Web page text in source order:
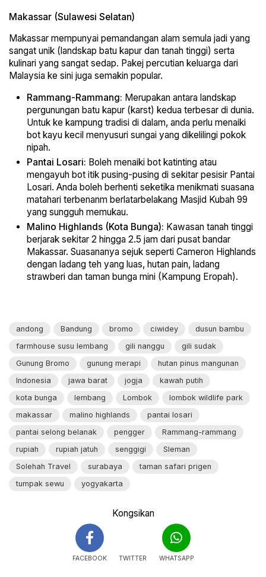
Makassar (Sulawesi Selatan)
Makassar mempunyai pemandangan alam semula jadi yang
sangat unik (landskap batu kapur dan tanah tinggi) serta
kulinari yang sangat sedap. Pakej percutian keluarga dari
Malaysia ke sini juga semakin popular.
Rammang-Rammang: Merupakan antara landskap
pergunungan batu kapur (karst) kedua terbesar di dunia.
Untuk ke kampung tradisi di dalam, anda perlu menaiki
bot kayu kecil menyusuri sungai yang dikelilingi pokok
nipah.
Pantai Losari: Boleh menaiki bot katinting atau
mengayuh bot itik pusing-pusing di sekitar pesisir Pantai
Losari. Anda boleh berhenti seketika menikmati suasana
matahari terbenanm berlatarbelakang Masjid Kubah 99
yang sungguh memukau.
Malino Highlands (Kota Bunga): Kawasan tanah tinggi
berjarak sekitar 2 hingga 2.5 jam dari pusat bandar
Makassar. Suasananya sejuk seperti Cameron Highlands
dengan ladang teh yang luas, hutan pain, ladang
strawberi dan taman bunga mini (Kampung Eropah).
andong Bandung bromo ciwidey
dusun bambu
farmhouse susu lembang
gili nanggu
gili sudak
Gunung Bromo
gunung merapi
hutan pinus mangunan
Indonesia
jawa barat jogja
kawah putih
kota bunga
lembang Lombok
lombok wildlife park
makassar
malino highlands
pantai losari
pantai selong belanak
pengger
Rammang-rammang
rupiah
rupiah jatuh senggigi
Sleman
Solehah Travel
surabaya
taman safari prigen
tumpak sewu
yogyakarta
Kongsikan
FACEBOOK TWITTER WHATSAPP